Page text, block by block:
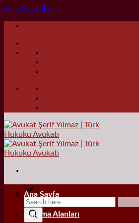
Skip to content
Ana Sayfa
Çalışma Alanları